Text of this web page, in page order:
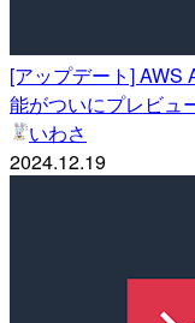
[アップデート] AWS
能がついにプレビュ
いわさ
2024.12.19